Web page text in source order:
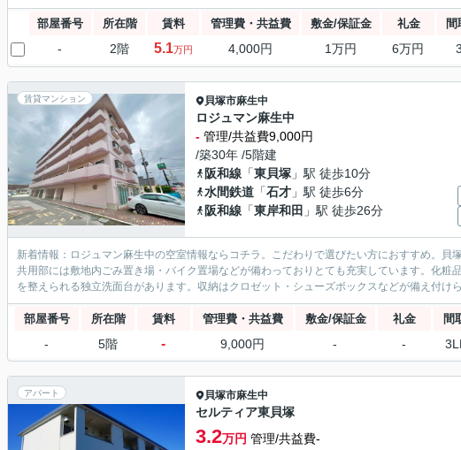
部屋番号 所在階 賃料 管理費・共益費 敷金/保証金 礼金 間
- 2階 5.1万円 4,000円 1万円 6万円
賃貸マンション 貝塚市麻生中
ロジュマン麻生中
- 管理/共益費9,000円
/築30年 /5階建
阪和線 「東貝塚 」駅 徒歩10分
水間鉄道 「石才 」駅 徒歩6分
阪和線 「東岸和田 」駅 徒歩26分
新着情報：ロジュマン麻生中の空室情報ならコチラ。こだわりで選びたい方におすすめ。貝
共用部には敷地内ごみ置き場・バイク置場などが備わっておりとても充実しています。化粧
を整えられる独立洗面台があります。収納はクロゼット・シューズボックスなどが備え付け
部屋番号 所在階 賃料 管理費・共益費 敷金/保証金 礼金 間
- 5階 - 9,000円 - -
アパート 貝塚市麻生中
セルティア東貝塚
3.2万円 管理/共益費-